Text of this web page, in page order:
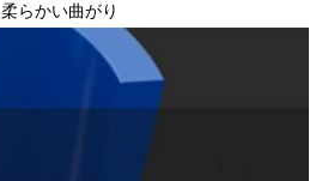
柔らかい曲がり